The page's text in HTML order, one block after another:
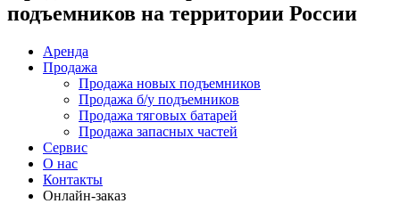
подъемников на территории России
Аренда
Продажа
Продажа новых подъемников
Продажа б/у подъемников
Продажа тяговых батарей
Продажа запасных частей
Сервис
О нас
Контакты
Онлайн-заказ